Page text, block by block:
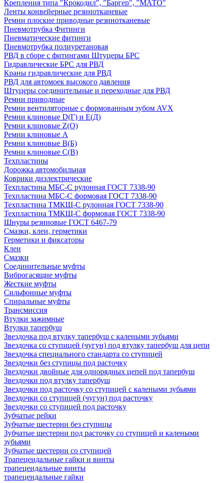
Крепления типа "Крокодил", "Баргер", "МАТО"
Ленты конвейерные резинотканевые
Ремни плоские приводные резинотканевые
Пневмотрубка Фитинги
Пневматические фитинги
Пневмотрубка полиуретановая
РВД в сборе с фитингами Штуцеры БРС
Гидравлические БРС для РВД
Краны гидравлические для РВД
РВД для автомоек высокого давления
Штуцеры соединительные и переходные для РВД
Ремни приводные
Ремни вентиляторные с формованным зубом AVX
Ремни клиновые D(Г) и Е(Д)
Ремни клиновые Z(О)
Ремни клиновые А
Ремни клиновые В(Б)
Ремни клиновые С(В)
Техпластины
Дорожка автомобильная
Коврики диэлектрические
Техпластина МБС-С рулонная ГОСТ 7338-90
Техпластина МБС-С формовая ГОСТ 7338-90
Техпластина ТМКЩ-С рулонная ГОСТ 7338-90
Техпластина ТМКЩ-С формовая ГОСТ 7338-90
Шнуры резиновые ГОСТ 6467-79
Смазки, клеи, герметики
Герметики и фиксаторы
Клеи
Смазки
Соединительные муфты
Виброгасящие муфты
Жесткие муфты
Сильфонные муфты
Спиральные муфты
Трансмиссия
Втулки зажимные
Втулки тапербуш
Звездочка под втулку тапербуш c калеными зубьями
Звездочка со ступицей (чугун) под втулку тапербуш для цепи
Звездочка специального стандарта со ступицей
Звездочки без ступицы под расточку
Звездочки двойные для однорядных цепей под тапербуш
Звездочки под втулку тапербуш
Звездочки под расточку со ступицей с калеными зубьями
Звездочки со ступицей (чугун) под расточку
Звездочки со ступицей под расточку
Зубчатые рейки
Зубчатые шестерни без ступицы
Зубчатые шестерни под расточку со ступицей и калеными
зубьями
Зубчатые шестерни со ступицей
Трапецеидальные гайки и винты
трапецеидальные винты
трапецеидальные гайки